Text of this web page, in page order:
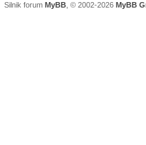
Silnik forum MyBB , © 2002-2026 MyBB